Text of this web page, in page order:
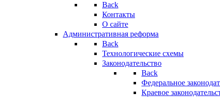
Back
Контакты
О сайте
Административная реформа
Back
Технологические схемы
Законодательство
Back
Федеральное
Краевое